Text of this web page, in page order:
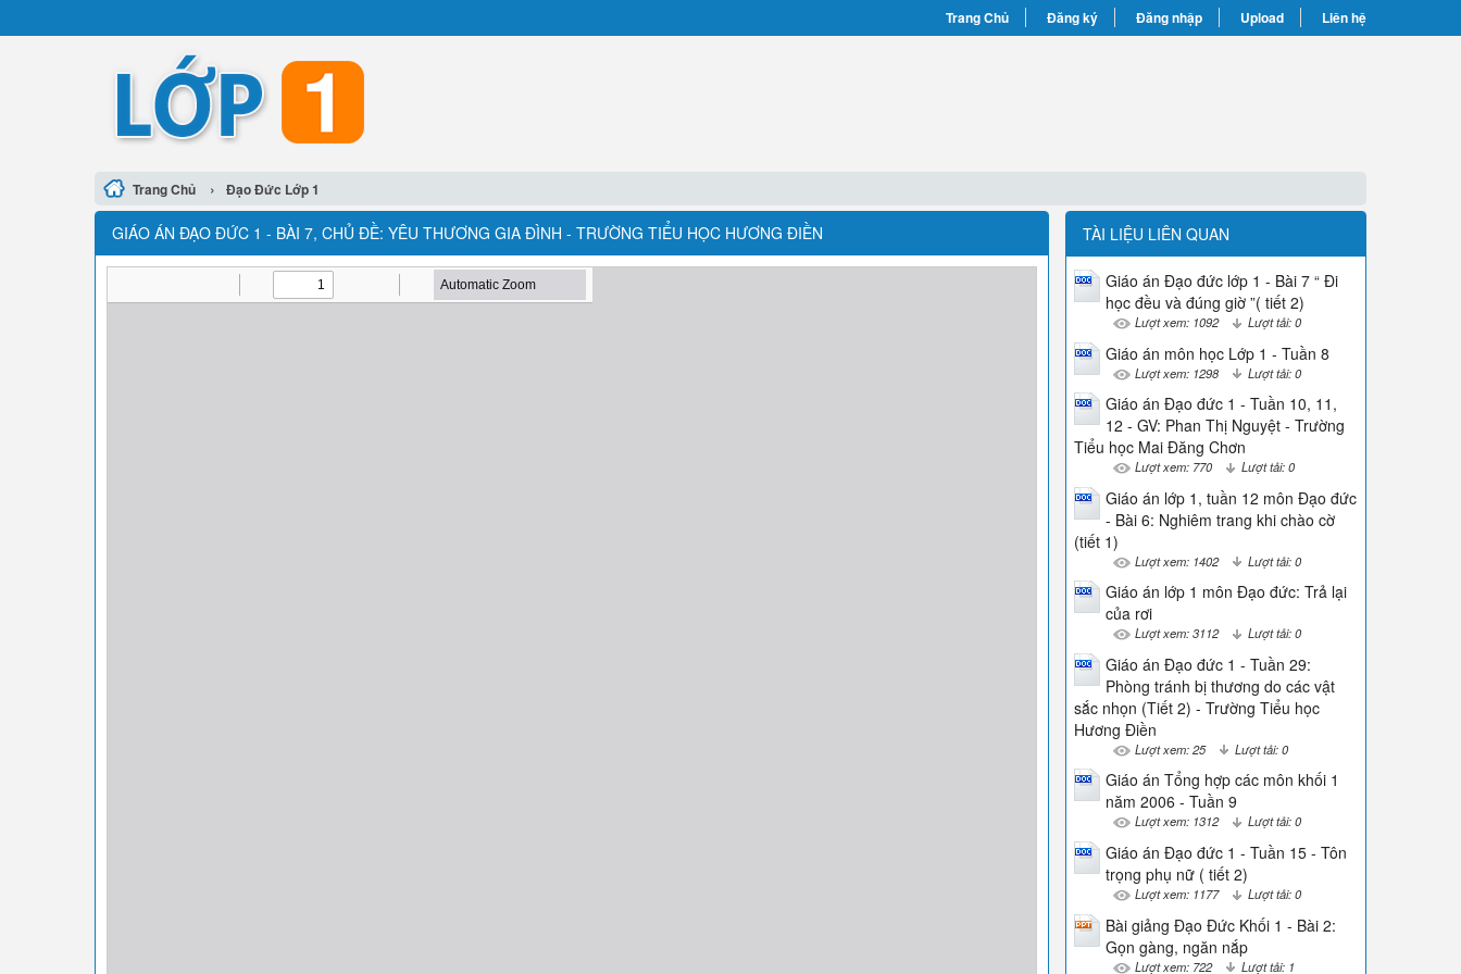
Trang Chủ Đăng ký Đăng nhập Upload Liên hệ
Trang Chủ › Đạo Đức Lớp 1
GIÁO ÁN ĐẠO ĐỨC 1 - BÀI 7, CHỦ ĐỀ: YÊU THƯƠNG GIA ĐÌNH - TRƯỜNG TIỂU HỌC HƯƠNG ĐIỀN TÀI LIỆU LIÊN QUAN
Giáo án Đạo đức lớp 1 - Bài 7 “ Đi
học đều và đúng giờ ”( tiết 2)
Lượt xem: 1092 Lượt tải: 0
Giáo án môn học Lớp 1 - Tuần 8
Lượt xem: 1298 Lượt tải: 0
Giáo án Đạo đức 1 - Tuần 10, 11,
12 - GV: Phan Thị Nguyệt - Trường
Tiểu học Mai Đăng Chơn
Lượt xem: 770 Lượt tải: 0
Giáo án lớp 1, tuần 12 môn Đạo đức
- Bài 6: Nghiêm trang khi chào cờ
(tiết 1)
Lượt xem: 1402 Lượt tải: 0
Giáo án lớp 1 môn Đạo đức: Trả lại
của rơi
Lượt xem: 3112 Lượt tải: 0
Giáo án Đạo đức 1 - Tuần 29:
Phòng tránh bị thương do các vật
sắc nhọn (Tiết 2) - Trường Tiểu học
Hương Điền
Lượt xem: 25 Lượt tải: 0
Giáo án Tổng hợp các môn khối 1
năm 2006 - Tuần 9
Lượt xem: 1312 Lượt tải: 0
Giáo án Đạo đức 1 - Tuần 15 - Tôn
trọng phụ nữ ( tiết 2)
Lượt xem: 1177 Lượt tải: 0
Bài giảng Đạo Đức Khối 1 - Bài 2:
Gọn gàng, ngăn nắp
Lượt xem: 722 Lượt tải: 1